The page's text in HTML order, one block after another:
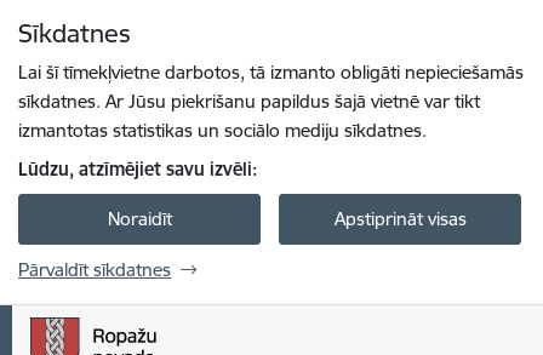
Sīkdatnes
Lai šī tīmekļvietne darbotos, tā izmanto obligāti nepieciešamās
sīkdatnes. Ar Jūsu piekrišanu papildus šajā vietnē var tikt
izmantotas statistikas un sociālo mediju sīkdatnes.
Lūdzu, atzīmējiet savu izvēli:
Noraidīt Apstiprināt visas
Pārvaldīt sīkdatnes